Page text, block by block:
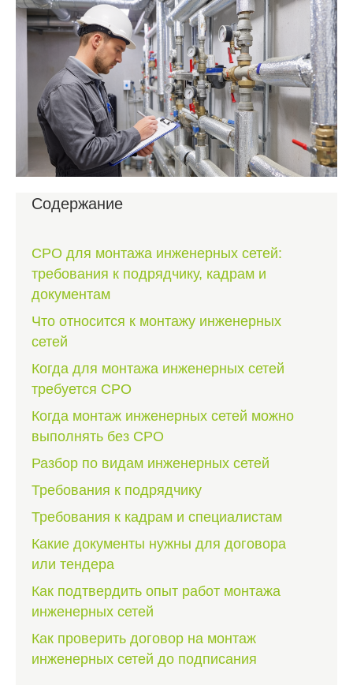
Содержание
СРО для монтажа инженерных сетей:
требования к подрядчику, кадрам и
документам
Что относится к монтажу инженерных
сетей
Когда для монтажа инженерных сетей
требуется СРО
Когда монтаж инженерных сетей можно
выполнять без СРО
Разбор по видам инженерных сетей
Требования к подрядчику
Требования к кадрам и специалистам
Какие документы нужны для договора
или тендера
Как подтвердить опыт работ монтажа
инженерных сетей
Как проверить договор на монтаж
инженерных сетей до подписания